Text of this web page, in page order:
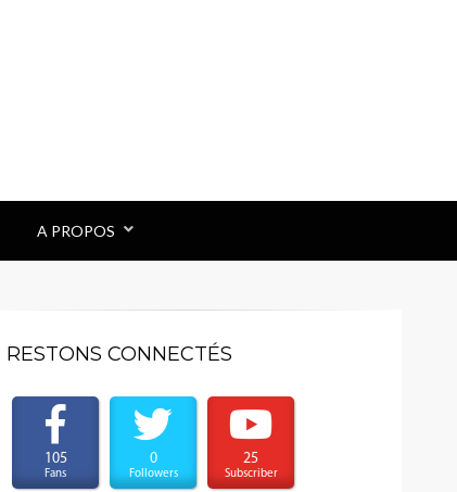
A PROPOS
RESTONS CONNECTÉS
105
Fans
0
Followers
25
Subscriber